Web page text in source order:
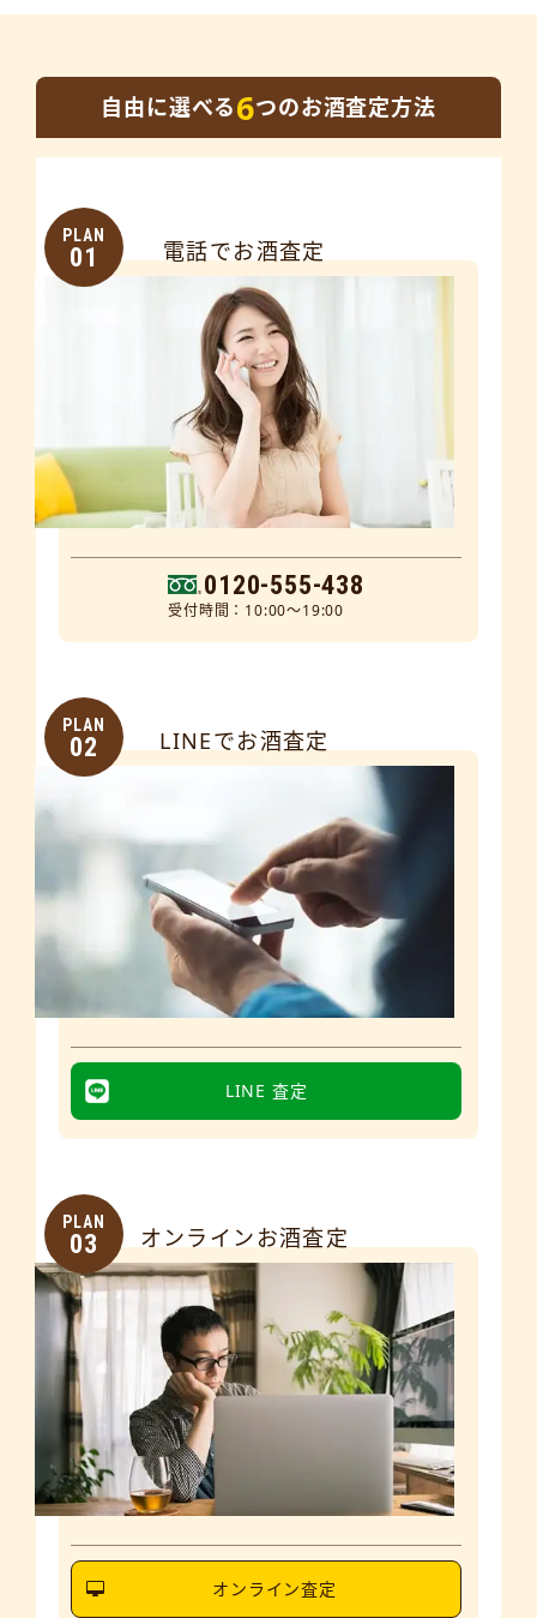
自由に選べる6つのお酒査定方法
PLAN
01 電話でお酒査定
0120-555-438
受付時間：10:00～19:00
PLAN
02 LINEでお酒査定
LINE 査定
PLAN
03 オンラインお酒査定
オンライン査定